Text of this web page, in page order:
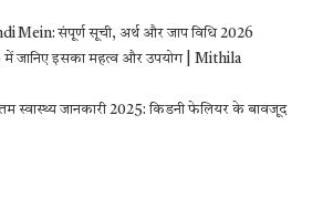
Mein: संपूर्ण सूची, अर्थ और जाप विधि 2026
में जानिए इसका महत्व और उपयोग | Mithila
स्वास्थ्य जानकारी 2025: किडनी फेलियर के बावजूद